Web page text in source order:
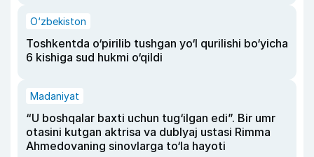
O‘zbekiston
Toshkentda o‘pirilib tushgan yo‘l qurilishi bo‘yicha
6 kishiga sud hukmi o‘qildi
Madaniyat
“U boshqalar baxti uchun tug‘ilgan edi”. Bir umr
otasini kutgan aktrisa va dublyaj ustasi Rimma
Ahmedovaning sinovlarga to‘la hayoti